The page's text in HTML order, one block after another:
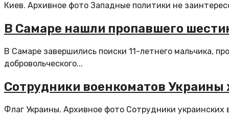
Киев. Архивное фото Западные политики не
В Самаре нашли пропавшего
В Самаре завершились поиски 11-летнего мальчика,
добровольческого...
Сотрудники военкоматов
Флаг Украины. Архивное фото Сотрудники